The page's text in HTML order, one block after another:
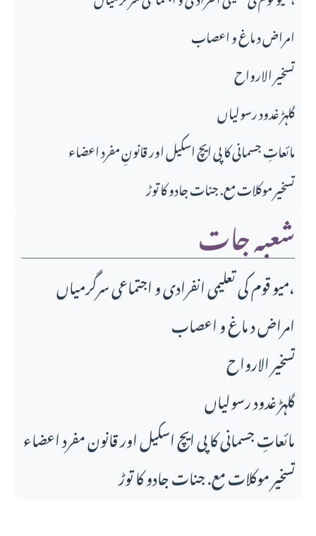
امراض د ماغ و اعصاب
تسخير الارواح
گلہڑ غدود رسولیاں
مائعاتِ جسمانی کا پی ایچ اسکیل اور قانونِ مفرد اعضاء
تسخیر موکلات مع. جنات جادو کا توڑ
شعبہ جات
میو قوم کی تعلیمی انفرادی و اجتماعی سرگرمیاں،
امراض د ماغ و اعصاب
تسخير الارواح
گلہڑ غدود رسولیاں
مائعاتِ جسمانی کا پی ایچ اسکیل اور قانونِ مفرد اعضاء
تسخیر موکلات مع. جنات جادو کا توڑ